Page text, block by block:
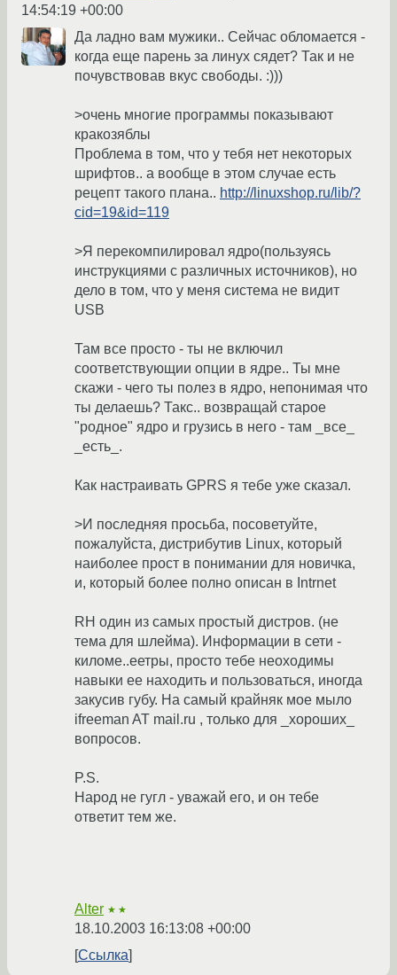
14:54:19 +00:00
Да ладно вам мужики.. Сейчас обломается -
когда еще парень за линух сядет? Так и не
почувствовав вкус свободы. :)))
>очень многие программы показывают
кракозяблы
Проблема в том, что у тебя нет некоторых
шрифтов.. а вообще в этом случае есть
рецепт такого плана.. http://linuxshop.ru/lib/?
cid=19&id=119
>Я перекомпилировал ядро(пользуясь
инструкциями с различных источников), но
дело в том, что у меня система не видит
USB
Там все просто - ты не включил
соответствующии опции в ядре.. Ты мне
скажи - чего ты полез в ядро, непонимая что
ты делаешь? Такс.. возвращай старое
"родное" ядро и грузись в него - там _все_
_есть_.
Как настраивать GPRS я тебе уже сказал.
>И последняя просьба, посоветуйте,
пожалуйста, дистрибутив Linux, который
наиболее прост в понимании для новичка,
и, который более полно описан в Intrnet
RH один из самых простый дистров. (не
тема для шлейма). Информации в сети -
киломе..еетры, просто тебе неоходимы
навыки ее находить и пользоваться, иногда
закусив губу. На самый крайняк мое мыло
ifreeman AT mail.ru , только для _хороших_
вопросов.
P.S.
Народ не гугл - уважай его, и он тебе
ответит тем же.
Alter ★★
18.10.2003 16:13:08 +00:00
Ссылка